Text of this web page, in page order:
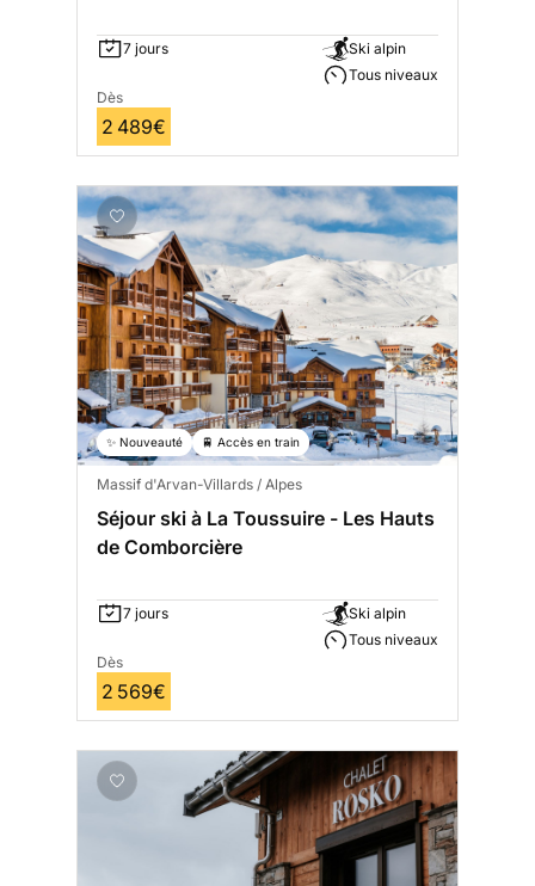
7 jours
Ski alpin
Tous niveaux
Dès
2 489€
✨ Nouveauté 🚆 Accès en train
Massif d'Arvan-Villards / Alpes
Séjour ski à La Toussuire - Les Hauts
de Comborcière
7 jours
Ski alpin
Tous niveaux
Dès
2 569€